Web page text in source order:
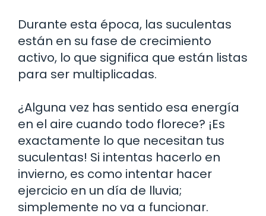
Durante esta época, las suculentas
están en su fase de crecimiento
activo, lo que significa que están listas
para ser multiplicadas.
¿Alguna vez has sentido esa energía
en el aire cuando todo florece? ¡Es
exactamente lo que necesitan tus
suculentas! Si intentas hacerlo en
invierno, es como intentar hacer
ejercicio en un día de lluvia;
simplemente no va a funcionar.